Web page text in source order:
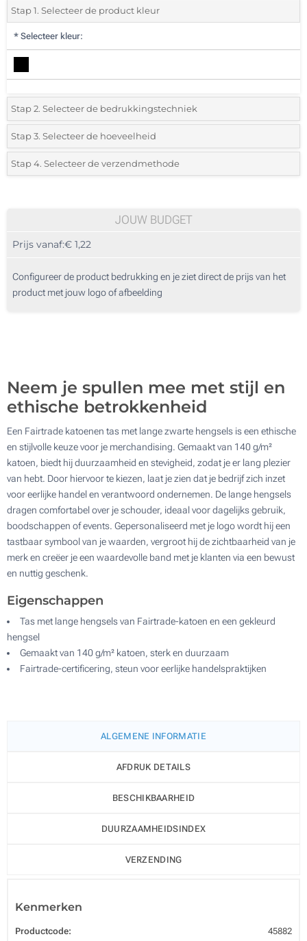
Stap 1. Selecteer de product kleur
* Selecteer kleur:
Stap 2. Selecteer de bedrukkingstechniek
*Selecteer de bedrukking en kleuren van het logo:
1 Kleur (Aan een kant)
3 Kleuren (Aan een kant)
Digitale kleuren transfer (Aan een kant)
Stap 3. Selecteer de hoeveelheid
*Selecteer uit de lijst of voeg het gewenste aantal in
50
250
Stap 4. Selecteer de verzendmethode
JOUW BUDGET
Prijs vanaf:€ 1,22
Configureer de product bedrukking en je ziet direct de prijs van het
product met jouw logo of afbeelding
Neem je spullen mee met stijl en
ethische betrokkenheid
Een Fairtrade katoenen tas met lange zwarte hengsels is een ethische
en stijlvolle keuze voor je merchandising. Gemaakt van 140 g/m²
katoen, biedt hij duurzaamheid en stevigheid, zodat je er lang plezier
van hebt. Door hiervoor te kiezen, laat je zien dat je bedrijf zich inzet
voor eerlijke handel en verantwoord ondernemen. De lange hengsels
dragen comfortabel over je schouder, ideaal voor dagelijks gebruik,
boodschappen of events. Gepersonaliseerd met je logo wordt hij een
tastbaar symbool van je waarden, vergroot hij de zichtbaarheid van je
merk en creëer je een waardevolle band met je klanten via een bewust
en nuttig geschenk.
Eigenschappen
Tas met lange hengsels van Fairtrade-katoen en een gekleurd
hengsel
Gemaakt van 140 g/m² katoen, sterk en duurzaam
Fairtrade-certificering, steun voor eerlijke handelspraktijken
ALGEMENE INFORMATIE
AFDRUK DETAILS
BESCHIKBAARHEID
DUURZAAMHEIDSINDEX
VERZENDING
Kenmerken
Productcode: 45882